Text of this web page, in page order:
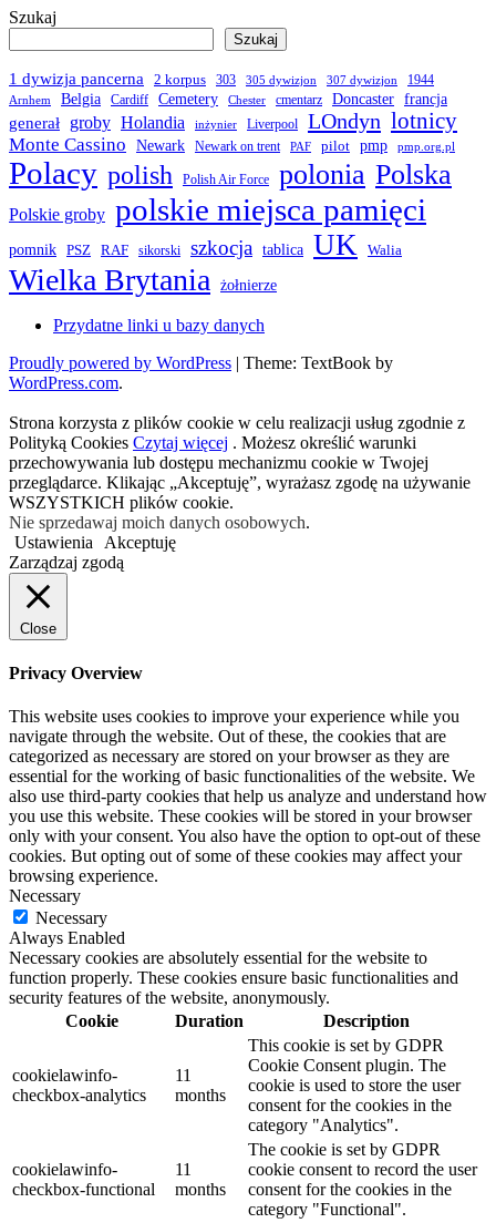
Szukaj
Szukaj
1 dywizja pancerna 2 korpus 303 305 dywizjon 307 dywizjon 1944
Arnhem Belgia Cardiff Cemetery Chester cmentarz Doncaster francja
generał
groby Holandia inżynier Liverpool LOndyn lotnicy
Monte Cassino Newark Newark on trent PAF pilot pmp pmp.org.pl
Polacy polish Polish Air Force polonia Polska
Polskie groby polskie miejsca pamięci
pomnik PSZ RAF sikorski szkocja tablica UK Walia
Wielka Brytania żołnierze
Przydatne linki u bazy danych
Proudly powered by WordPress | Theme: TextBook by
WordPress.com.
Strona korzysta z plików cookie w celu realizacji usług zgodnie z
Polityką Cookies Czytaj więcej . Możesz określić warunki
przechowywania lub dostępu mechanizmu cookie w Twojej
przeglądarce. Klikając „Akceptuję”, wyrażasz zgodę na używanie
WSZYSTKICH plików cookie.
Nie sprzedawaj moich danych osobowych.
Ustawienia
Akceptuję
Zarządzaj zgodą
Close
Privacy Overview
This website uses cookies to improve your experience while you
navigate through the website. Out of these, the cookies that are
categorized as necessary are stored on your browser as they are
essential for the working of basic functionalities of the website. We
also use third-party cookies that help us analyze and understand how
you use this website. These cookies will be stored in your browser
only with your consent. You also have the option to opt-out of these
cookies. But opting out of some of these cookies may affect your
browsing experience.
Necessary
Necessary
Always Enabled
Necessary cookies are absolutely essential for the website to
function properly. These cookies ensure basic functionalities and
security features of the website, anonymously.
Cookie
Duration Description
cookielawinfo-
checkbox-analytics
11
months
This cookie is set by GDPR
Cookie Consent plugin. The
cookie is used to store the user
consent for the cookies in the
category "Analytics".
cookielawinfo-
checkbox-functional
11
months
The cookie is set by GDPR
cookie consent to record the user
consent for the cookies in the
category "Functional".